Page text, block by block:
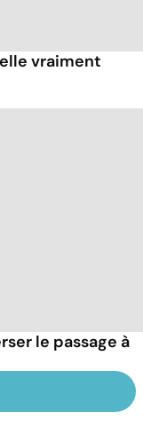
vraiment
le passage à